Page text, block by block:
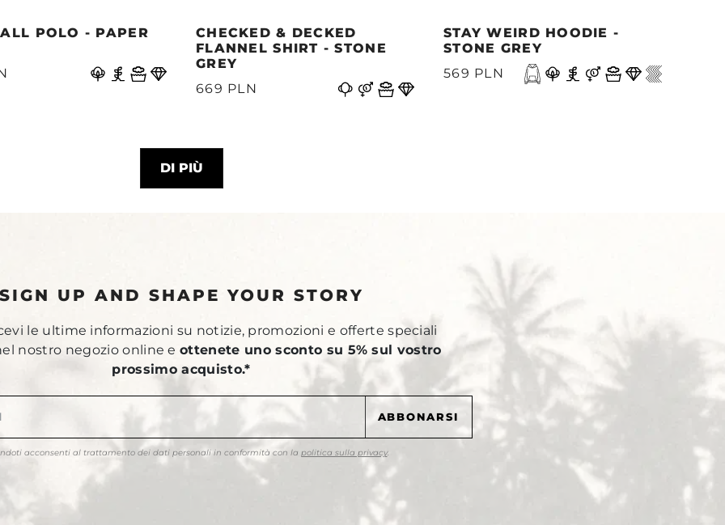
POLO - PAPER
CHECKED & DECKED
FLANNEL SHIRT - STONE
GREY
669 PLN
STAY WEIRD HOODIE -
STONE GREY
569 PLN
DI PIÙ
UP AND SHAPE YOUR STORY
le ultime informazioni su notizie, promozioni e offerte speciali
nostro negozio online eottenete uno sconto su 5% sul vostro
prossimo acquisto.*
acconsenti al trattamento dei dati personali in conformità con la politica sulla privacy.